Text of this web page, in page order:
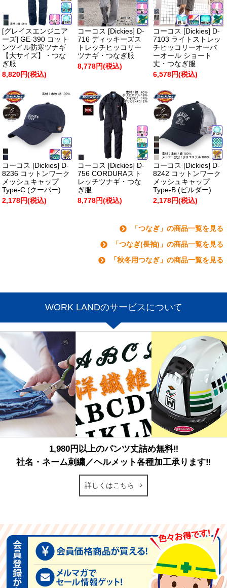
[グレイスエンジニア
ーズ] GE-390 コット
ンツイル防寒ツナギ
【大サイズ】・つな
ぎ服
8,820円(税込)
コーコス [Dickies] D-
716 ディッキーズス
トレッチヒッコリー
ツナギ・つなぎ服
8,778円(税込)
コーコス [Dickies] D-
7103 ライトストレッ
チヒッコリーオーバ
ーオール ショート
丈・つなぎ服
6,578円(税込)
コーコス [Dickies] D-
8236 コットンワーク
メッシュキャップ
Type-C (クーパー)
2,178円(税込)
コーコス [Dickies] D-
756 CORDURAスト
レッチツナギ・つな
ぎ服
8,778円(税込)
コーコス [Dickies] D-
8242 コットンワーク
メッシュキャップ
Type-B (ビルダー)
2,178円(税込)
「つなぎ」の商品一覧を見る
「つなぎ(長袖)」の商品一覧を見る
「秋冬用つなぎ」の商品一覧を見る
WORK LANDのサービスについて
1,980円以上のパンツ丈詰め無料‼
社名・ネーム刺繍／ヘルメット各種加工承ります‼
詳しくはこちら